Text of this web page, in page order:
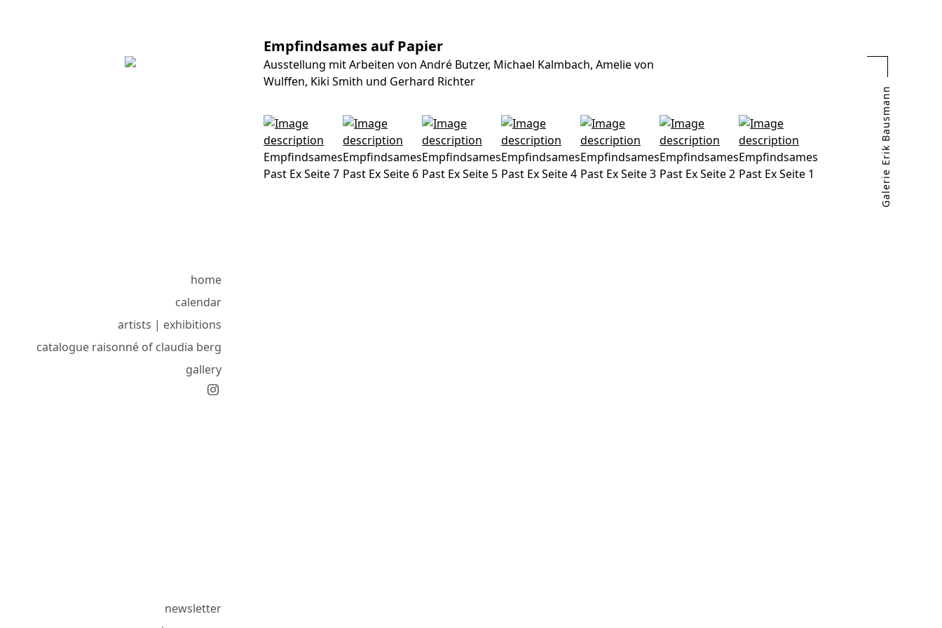
home
calendar
artists | exhibitions
catalogue raisonné of claudia berg
gallery
newsletter
Galerie Erik Bausmann
Empfindsames auf Papier
Ausstellung mit Arbeiten von André Butzer, Michael Kalmbach, Amelie von
Wulffen, Kiki Smith und Gerhard Richter
Empfindsames
Past Ex Seite 7
Empfindsames
Past Ex Seite 6
Empfindsames
Past Ex Seite 5
Empfindsames
Past Ex Seite 4
Empfindsames
Past Ex Seite 3
Empfindsames
Past Ex Seite 2
Empfindsames
Past Ex Seite 1